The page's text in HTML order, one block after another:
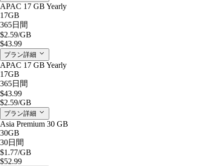
APAC 17 GB Yearly
17GB
365日間
$2.59/GB
$43.99
プラン詳細
APAC 17 GB Yearly
17GB
365日間
$43.99
$2.59/GB
プラン詳細
Asia Premium 30 GB
30GB
30日間
$1.77/GB
$52.99